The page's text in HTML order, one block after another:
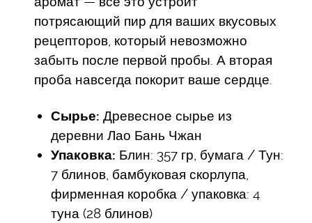
потрясающий пир для ваших вкусовых
рецепторов, который невозможно
забыть после первой пробы. А вторая
проба навсегда покорит ваше сердце.
Сырье: Древесное сырье из
деревни Лао Бань Чжан
Упаковка: Блин: 357 гр, бумага / Тун:
7 блинов, бамбуковая скорлупа,
фирменная коробка / упаковка: 4
туна (28 блинов)